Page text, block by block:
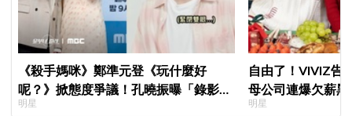
《殺手媽咪》鄭準元登《玩什麼好
呢？》掀態度爭議！孔曉振曝「錄影後
真的吐了」心疼喊：沒能救你
明星
自由了！VIVIZ告
母公司連爆欠薪
李昇基集體逃亡
明星